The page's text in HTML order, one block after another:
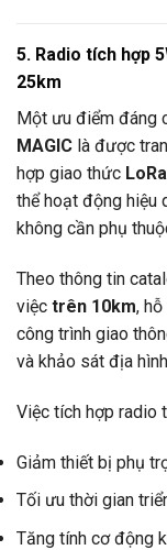
5. Radio tích hợp
25km
Một ưu điểm đáng
MAGIC là được
hợp giao thức
thể hoạt động hiệu
không cần phụ
Theo thông tin
việc trên 10km,
công trình giao
và khảo sát địa
Việc tích hợp radio
Giảm thiết bị phụ
Tối ưu thời gian
Tăng tính cơ động